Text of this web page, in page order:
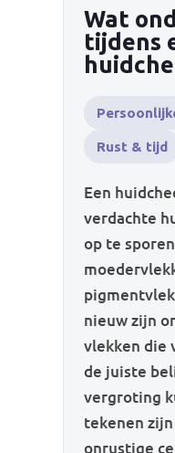
Wat
tijdens
Rust & tijd
Een
verdachte
op te
nieuw zijn
vlekken die
de juiste
vergroting
tekenen
onrustige